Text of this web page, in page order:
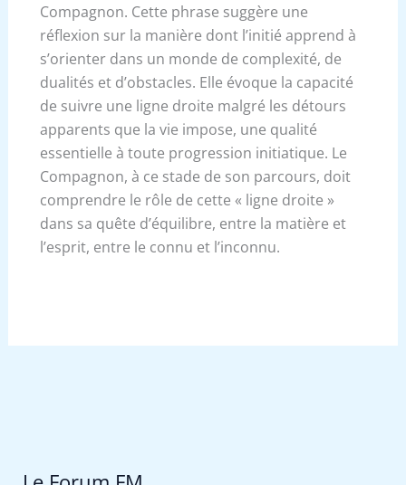
Compagnon. Cette phrase suggère une
réflexion sur la manière dont l’initié apprend à
s’orienter dans un monde de complexité, de
dualités et d’obstacles. Elle évoque la capacité
de suivre une ligne droite malgré les détours
apparents que la vie impose, une qualité
essentielle à toute progression initiatique. Le
Compagnon, à ce stade de son parcours, doit
comprendre le rôle de cette « ligne droite »
dans sa quête d’équilibre, entre la matière et
l’esprit, entre le connu et l’inconnu.